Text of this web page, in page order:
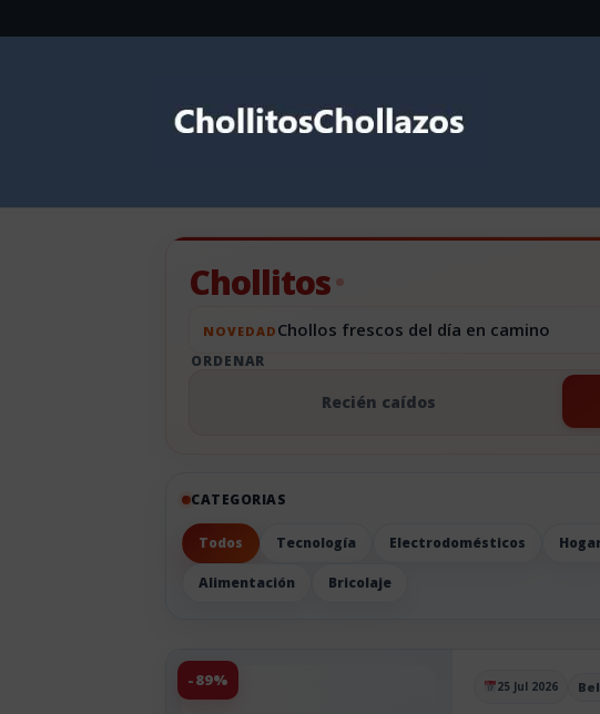
Chollitos
NOVEDAD Chollos frescos del día en camino
ORDENAR
Recién caídos
CATEGORIAS
Todos Tecnología Electrodomésticos
Alimentación Bricolaje
-89%
Publicado el
25 Jul 2026